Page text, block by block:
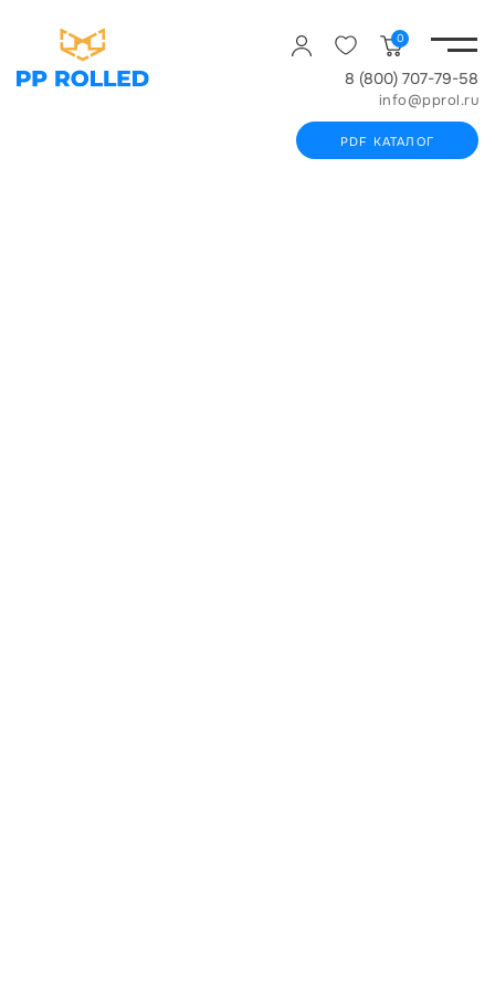
0
8 (800) 707-79-58
info@pprol.ru
PDF КАТАЛОГ